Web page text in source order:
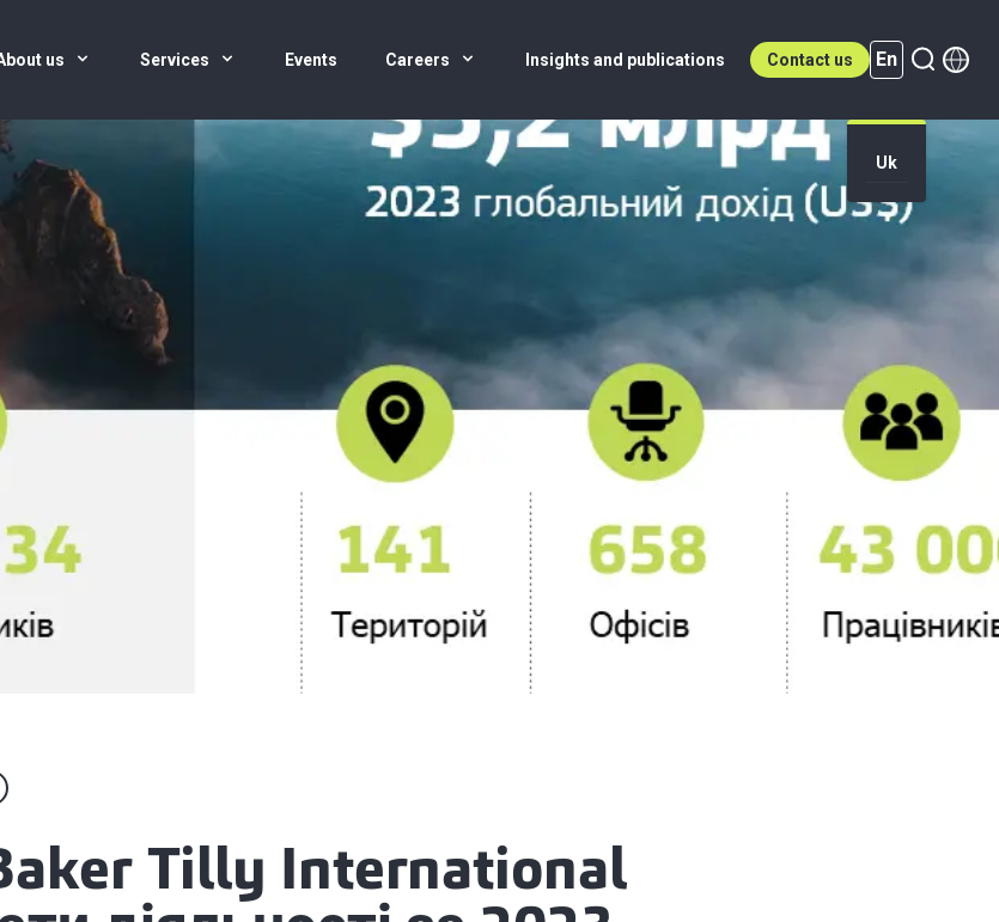
us Services Events Careers Insights and publications Contact us En
Uk
En (active)
Tilly International